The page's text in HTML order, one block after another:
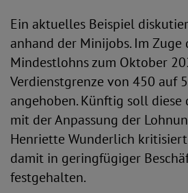
Ein aktuelles Beispiel
anhand der Minijobs. Im Zuge
Mindestlohns zum Oktober
Verdienstgrenze von 450 auf
angehoben. Künftig soll diese
mit der Anpassung der
Henriette Wunderlich
damit in geringfügiger
festgehalten.